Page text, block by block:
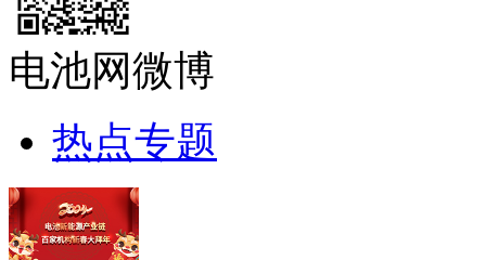
电池网微博
热点专题